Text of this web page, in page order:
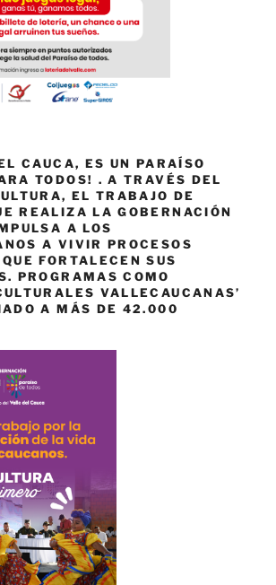
CAUCA, ES UN PARAÍSO
TODOS! . A TRAVÉS DEL
EL TRABAJO DE
REALIZA LA GOBERNACIÓN
A LOS
A VIVIR PROCESOS
FORTALECEN SUS
PROGRAMAS COMO
VALLECAUCANAS’
A MÁS DE 42.000